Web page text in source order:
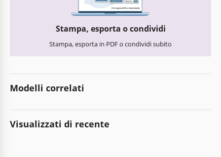
Stampa, esporta o condividi
Stampa, esporta in PDF o condividi subito
Modelli correlati
Visualizzati di recente